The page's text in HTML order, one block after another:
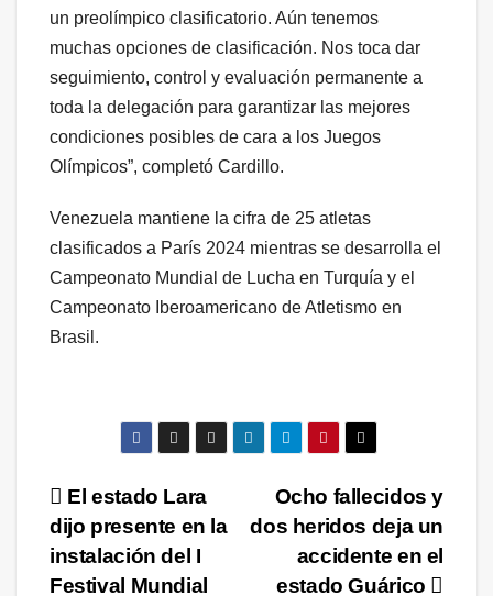
un preolímpico clasificatorio. Aún tenemos
muchas opciones de clasificación. Nos toca dar
seguimiento, control y evaluación permanente a
toda la delegación para garantizar las mejores
condiciones posibles de cara a los Juegos
Olímpicos”, completó Cardillo.
Venezuela mantiene la cifra de 25 atletas
clasificados a París 2024 mientras se desarrolla el
Campeonato Mundial de Lucha en Turquía y el
Campeonato Iberoamericano de Atletismo en
Brasil.
Navegación
de
Ocho fallecidos y
dos heridos deja un
accidente en el
estado Guárico
El estado Lara
dijo presente en la
instalación del I
Festival Mundial